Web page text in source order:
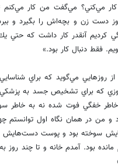
كار مي‌كني؟ مي‌گفت من كار
دست زن و بچه‌اش را بگيرد و
كرديم آنقدر كار داشت كه حتي
فقط دنبال كار بود.»
از روزهايي مي‌گويد كه براي
كه براي تشخيص جسد به پزشكي
خاطر خفگي فوت شده نه به خاطر
من در همان نگاه اول توانستم
سوخته بود و پوست دست‌هايش
بود. آمدم خانه و تا چند روز